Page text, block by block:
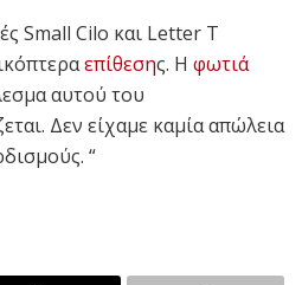
Small Cilo και Letter T
επίθεσης. Η φωτιά
αυτού του
Δεν είχαμε καμία απώλεια
“